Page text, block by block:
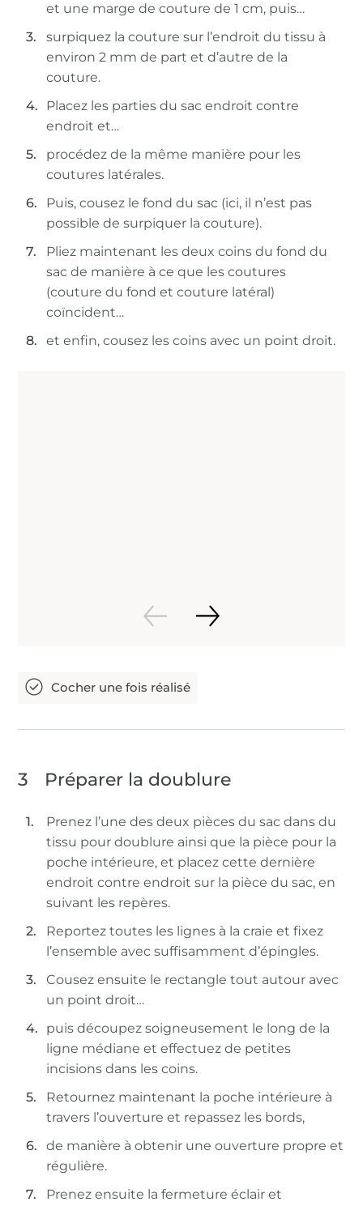
et une marge de couture de 1 cm, puis…
surpiquez la couture sur l’endroit du tissu à
environ 2 mm de part et d’autre de la
couture.
Placez les parties du sac endroit contre
endroit et…
procédez de la même manière pour les
coutures latérales.
Puis, cousez le fond du sac (ici, il n’est pas
possible de surpiquer la couture).
Pliez maintenant les deux coins du fond du
sac de manière à ce que les coutures
(couture du fond et couture latéral)
coïncident…
et enfin, cousez les coins avec un point droit.
3 Préparer la doublure
Prenez l’une des deux pièces du sac dans du
tissu pour doublure ainsi que la pièce pour la
poche intérieure, et placez cette dernière
endroit contre endroit sur la pièce du sac, en
suivant les repères.
Reportez toutes les lignes à la craie et fixez
l’ensemble avec suffisamment d’épingles.
Cousez ensuite le rectangle tout autour avec
un point droit…
puis découpez soigneusement le long de la
ligne médiane et effectuez de petites
incisions dans les coins.
Retournez maintenant la poche intérieure à
travers l’ouverture et repassez les bords,
de manière à obtenir une ouverture propre et
régulière.
Prenez ensuite la fermeture éclair et